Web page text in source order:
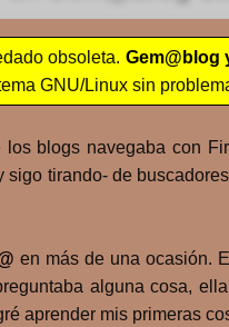
obsoleta. Gem@blog
GNU/Linux sin
blogs navegaba con
sigo tirando- de
en más de una ocasión.
alguna cosa,
aprender mis primeras